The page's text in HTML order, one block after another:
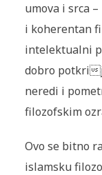
umova i srca
i koherentan
intelektualni
dobro potkri
neredi i
filozofskim
Ovo se bitno
islamsku